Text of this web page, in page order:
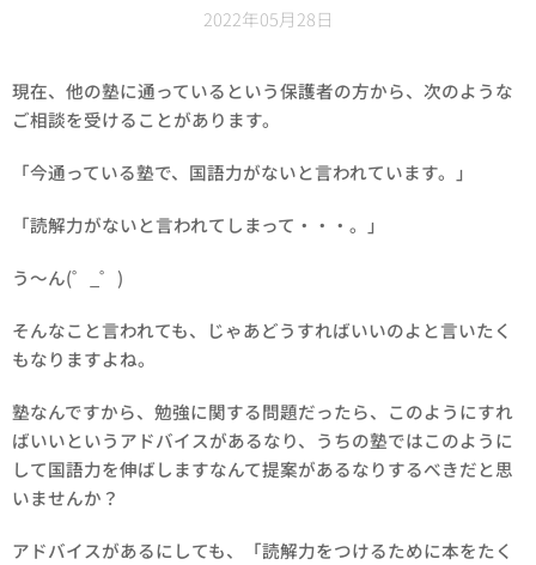
2022年05月28日
現在、他の塾に通っているという保護者の方から、次のような
ご相談を受けることがあります。
「今通っている塾で、国語力がないと言われています。」
「読解力がないと言われてしまって・・・。」
う～ん(゜_゜)
そんなこと言われても、じゃあどうすればいいのよと言いたく
もなりますよね。
塾なんですから、勉強に関する問題だったら、このようにすれ
ばいいというアドバイスがあるなり、うちの塾ではこのように
して国語力を伸ばしますなんて提案があるなりするべきだと思
いませんか？
アドバイスがあるにしても、「読解力をつけるために本をたく